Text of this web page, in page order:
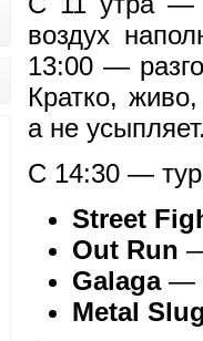
воздух
13:00 —
Кратко,
а не
С 14:30 —
Street
Out Run
Galaga—
Metal